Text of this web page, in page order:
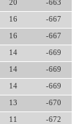
20 -663
16 -667
16 -667
14 -669
14 -669
14 -669
13 -670
11 -672